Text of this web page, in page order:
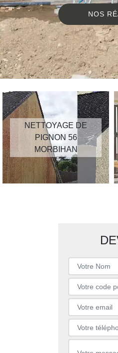
NOS
NETTOYAGE DE
PIGNON 56
MORBIHAN